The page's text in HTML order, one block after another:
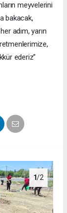
meyvelerini
bakacak,
adım, yarın
ederiz”
1/2